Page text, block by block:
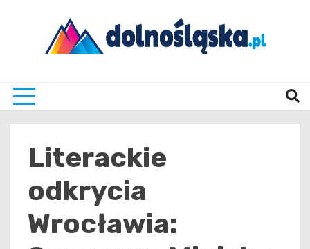
Literackie
odkrycia
Wrocławia: